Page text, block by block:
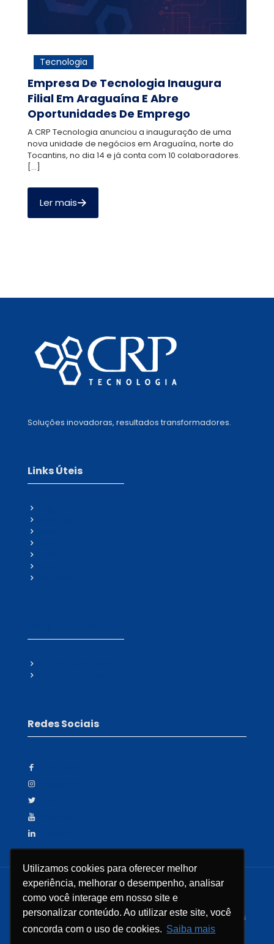
Utilizamos cookies para oferecer melhor
experiência, melhorar o desempenho, analisar
como você interage em nosso site e
personalizar conteúdo. Ao utilizar este site, você
concorda com o uso de cookies. Saiba mais
Utilizamos cookies para oferecer melhor
experiência, melhorar o desempenho, analisar
como você interage em nosso site e
personalizar conteúdo. Ao utilizar este site, você
concorda com o uso de cookies. Saiba mais
Tecnologia
Empresa De Tecnologia Inaugura
Filial Em Araguaína E Abre
Oportunidades De Emprego
A CRP Tecnologia anunciou a inauguração de uma
nova unidade de negócios em Araguaína, norte do
Tocantins, no dia 14 e já conta com 10 colaboradores.
[…]
Ler mais
Soluções inovadoras, resultados transformadores.
Links Úteis
Redes Sociais
©2026 CRP Tecnologia - Todos os Direitos Reservados
- Feito com
por